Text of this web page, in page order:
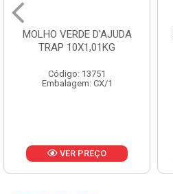
MOLHO VERDE D'AJUDA
TRAP 10X1,01KG
Código: 13751
Embalagem: CX/1
VER PREÇO